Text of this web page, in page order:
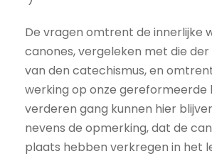
De vragen omtrent de innerlijke
canones, vergeleken met die der
van den catechismus, en
werking op onze gereformeerde
verderen gang kunnen hier
nevens de opmerking, dat de
plaats hebben verkregen in het